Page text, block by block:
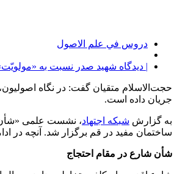
دروس في علم الاصول
| دیدگاه شهید صدر نسبت به
حجت‌الاسلام متقیان گفت: در نگاه
جریان داده است.
به گزارش شبکه اجتهاد، نشست علمی «شأن
ساختمان مفید در قم برگزار شد. آنچه در
شأن شارع در مقام احتجاج